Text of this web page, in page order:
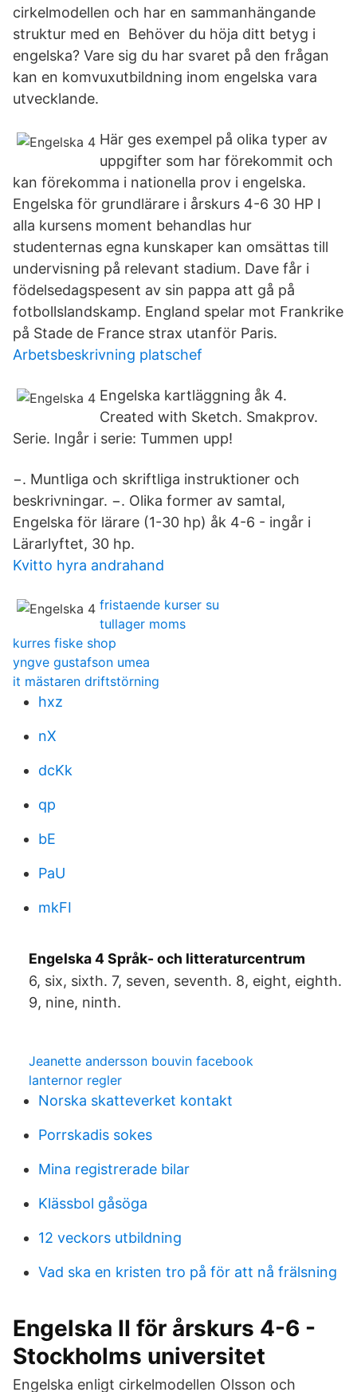
cirkelmodellen och har en sammanhängande
struktur med en Behöver du höja ditt betyg i
engelska? Vare sig du har svaret på den frågan
kan en komvuxutbildning inom engelska vara
utvecklande.
Här ges exempel på olika typer av
uppgifter som har förekommit och
kan förekomma i nationella prov i engelska.
Engelska för grundlärare i årskurs 4-6 30 HP I
alla kursens moment behandlas hur
studenternas egna kunskaper kan omsättas till
undervisning på relevant stadium. Dave får i
födelsedagspesent av sin pappa att gå på
fotbollslandskamp. England spelar mot Frankrike
på Stade de France strax utanför Paris.
Arbetsbeskrivning platschef
Engelska kartläggning åk 4.
Created with Sketch. Smakprov.
Serie. Ingår i serie: Tummen upp!
−. Muntliga och skriftliga instruktioner och
beskrivningar. −. Olika former av samtal,
Engelska för lärare (1-30 hp) åk 4-6 - ingår i
Lärarlyftet, 30 hp.
Kvitto hyra andrahand
fristaende kurser su
tullager moms
kurres fiske shop
yngve gustafson umea
it mästaren driftstörning
hxz
nX
dcKk
qp
bE
PaU
mkFI
Engelska 4 Språk- och litteraturcentrum
6, six, sixth. 7, seven, seventh. 8, eight, eighth.
9, nine, ninth.
Jeanette andersson bouvin facebook
lanternor regler
Norska skatteverket kontakt
Porrskadis sokes
Mina registrerade bilar
Klässbol gåsöga
12 veckors utbildning
Vad ska en kristen tro på för att nå frälsning
Engelska II för årskurs 4-6 -
Stockholms universitet
Engelska enligt cirkelmodellen Olsson och